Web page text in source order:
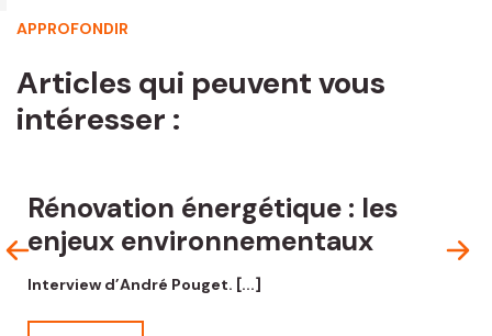
APPROFONDIR
Articles qui peuvent vous
intéresser :
Rénovation énergétique : les
enjeux environnementaux
Interview d’André Pouget. [...]